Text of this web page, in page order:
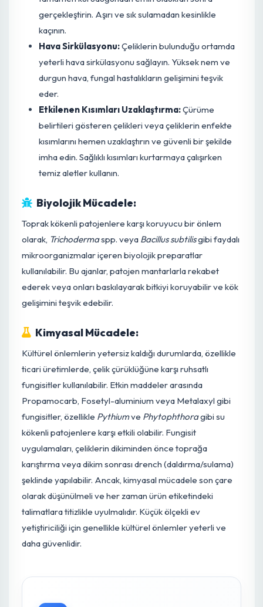
yüzeyin tamamen kurumasını ve bir yara dokusu
(kallus) oluşturmasını sağlayın. Bu işlem, fungal
patojenlerin giriş kapısını kapatır. Türüne ve ortam
koşullarına bağlı olarak bu süre 2-7 gün sürebilir.
Uygun Ortam:Sukulentler için özel olarak
hazırlanmış, çok iyi drenaj sağlayan, hafif ve steril
toprak karışımı kullanın. Kaktüs ve sukulent toprak
karışımları genellikle ponza, perlit, kum ve az
Sulama Yönetimi:
tamamen kuruduğundan emin olduktan sonra
gerçekleştirin. Aşırı ve sık sulamadan kesinlikle
kaçının.
Hava Sirkülasyonu:Çeliklerin bulunduğu ortamda
yeterli hava sirkülasyonu sağlayın. Yüksek nem ve
durgun hava, fungal hastalıkların gelişimini teşvik
eder.
Etkilenen Kısımları Uzaklaştırma:
kısımlarını hemen uzaklaştırın ve güvenli bir şekilde
imha edin. Sağlıklı kısımları kurtarmaya çalışırken
temiz aletler kullanın.
Biyolojik Mücadele:
Toprak kökenli patojenlere karşı koruyucu bir önlem
olarak,Trichodermaspp. veyaBacillus subtilisgibi
mikroorganizmalar içeren biyolojik preparatlar
ederek veya onları baskılayarak bitkiyi koruyabilir ve
gelişimini teşvik edebilir.
Kimyasal Mücadele: